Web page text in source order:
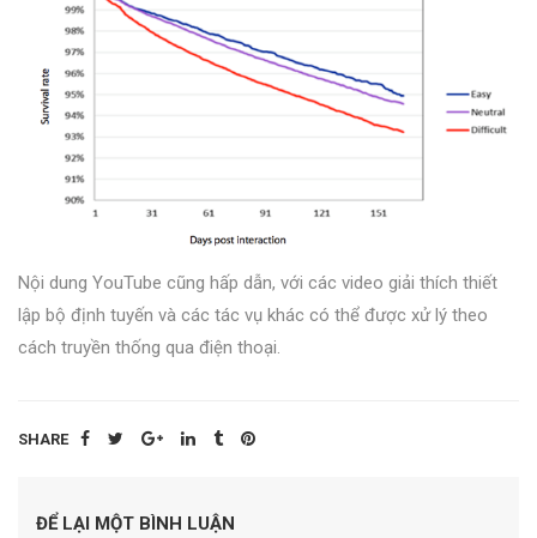
Nội dung YouTube cũng hấp dẫn, với các video giải thích thiết
lập bộ định tuyến và các tác vụ khác có thể được xử lý theo
cách truyền thống qua điện thoại.
SHARE
ĐỂ LẠI MỘT BÌNH LUẬN